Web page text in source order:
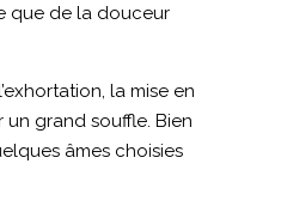
que de la douceur
la mise en
grand souffle. Bien
âmes choisies